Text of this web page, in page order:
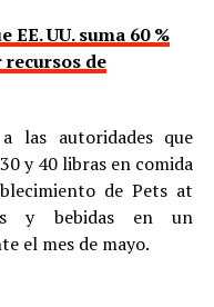
UU. suma 60 %
de
las autoridades que
y 40 libras en comida
de Pets at
y bebidas en un
el mes de mayo.